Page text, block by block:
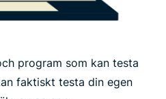
program som kan testa
faktiskt testa din egen